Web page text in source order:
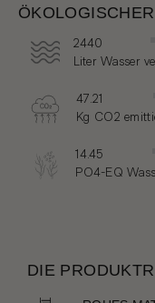
2440
Liter Wasser
47.21
Kg CO2
14.45
PO4-EQ
DIE